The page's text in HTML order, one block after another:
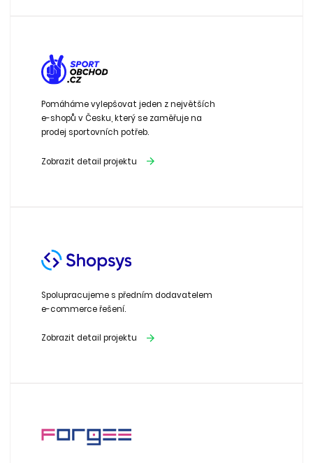
Pomáháme vylepšovat jeden z největších
e-shopů v Česku, který se zaměřuje na
prodej sportovních potřeb.
Zobrazit detail projektu
Spolupracujeme s předním dodavatelem
e-commerce řešení.
Zobrazit detail projektu